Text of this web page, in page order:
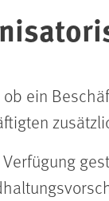
ob ein
Verfügung